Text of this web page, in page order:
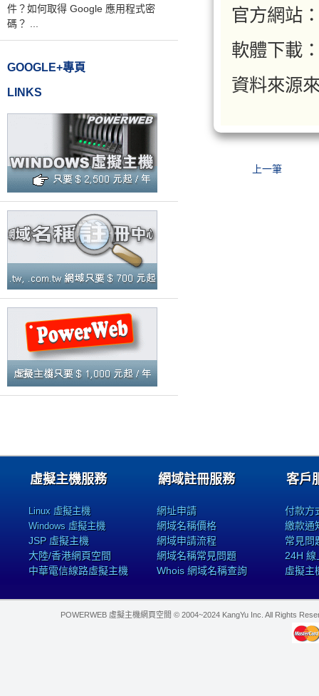
件？如何取得 Google 應用程式密
碼？ ...
GOOGLE+專頁
LINKS
官方網站
軟體下載
資料來源
上一筆
虛擬主機服務
Linux 虛擬主機
Windows 虛擬主機
JSP 虛擬主機
大陸/香港網頁空間
中華電信線路虛擬主機
網域註冊服務
網址申請
網域名稱價格
網域申請流程
網域名稱常見問題
Whois 網域名稱查詢
客戶
付款方
繳款通
常見問
24H 線
虛擬主
POWERWEB 虛擬主機網頁空間 © 2004~2024 KangYu Inc. All Rights